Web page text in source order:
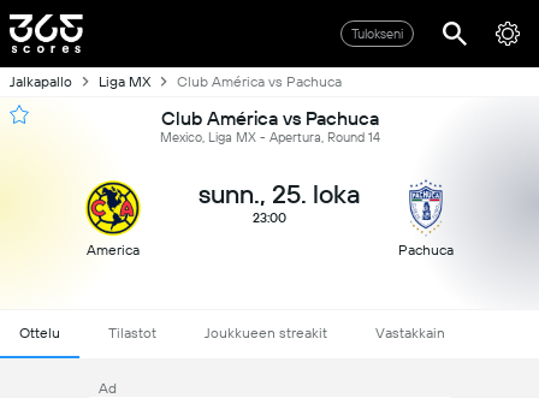
Tulokseni
Jalkapallo Liga MX Club América vs Pachuca
Club América vs Pachuca
Mexico, Liga MX - Apertura, Round 14
America
sunn., 25. loka
23:00
Pachuca
Ottelu Tilastot Joukkueen streakit Vastakkain
Ad